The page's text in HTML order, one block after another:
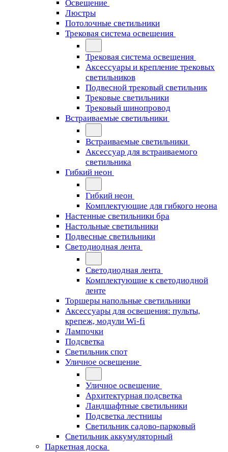
Освещение
Люстры
Потолочные светильники
Трековая система освещения
Трековая система освещения
Аксессуары и крепление трековых
светильников
Подвесной трековый светильник
Трековые светильники
Трековый шинопровод
Встраиваемые светильники
Встраиваемые светильники
Аксессуар для встраиваемого
светильника
Гибкий неон
Гибкий неон
Комплектующие для гибкого неона
Настенные светильники бра
Настольные светильники
Подвесные светильники
Светодиодная лента
Светодиодная лента
Комплектующие к светодиодной
ленте
Торшеры напольные светильники
Аксессуары для освещения: пульты,
крепеж, модули Wi-fi
Лампочки
Подсветка
Светильник спот
Уличное освещение
Уличное освещение
Архитектурная подсветка
Ландшафтные светильники
Подсветка лестницы
Светильник садово-парковый
Светильник аккумуляторный
Паркетная доска